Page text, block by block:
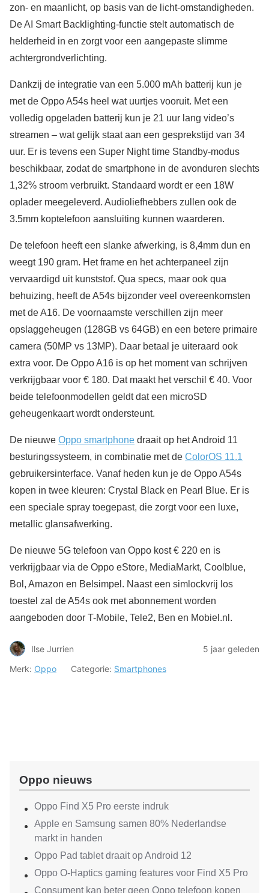
zon- en maanlicht, op basis van de licht-omstandigheden.
De AI Smart Backlighting-functie stelt automatisch de
helderheid in en zorgt voor een aangepaste slimme
achtergrondverlichting.
Dankzij de integratie van een 5.000 mAh batterij kun je
met de Oppo A54s heel wat uurtjes vooruit. Met een
volledig opgeladen batterij kun je 21 uur lang video’s
streamen – wat gelijk staat aan een gesprekstijd van 34
uur. Er is tevens een Super Night time Standby-modus
beschikbaar, zodat de smartphone in de avonduren slechts
1,32% stroom verbruikt. Standaard wordt er een 18W
oplader meegeleverd. Audioliefhebbers zullen ook de
3.5mm koptelefoon aansluiting kunnen waarderen.
De telefoon heeft een slanke afwerking, is 8,4mm dun en
weegt 190 gram. Het frame en het achterpaneel zijn
vervaardigd uit kunststof. Qua specs, maar ook qua
behuizing, heeft de A54s bijzonder veel overeenkomsten
met de A16. De voornaamste verschillen zijn meer
opslaggeheugen (128GB vs 64GB) en een betere primaire
camera (50MP vs 13MP). Daar betaal je uiteraard ook
extra voor. De Oppo A16 is op het moment van schrijven
verkrijgbaar voor € 180. Dat maakt het verschil € 40. Voor
beide telefoonmodellen geldt dat een microSD
geheugenkaart wordt ondersteunt.
De nieuwe Oppo smartphone draait op het Android 11
besturingssysteem, in combinatie met de ColorOS 11.1
gebruikersinterface. Vanaf heden kun je de Oppo A54s
kopen in twee kleuren: Crystal Black en Pearl Blue. Er is
een speciale spray toegepast, die zorgt voor een luxe,
metallic glansafwerking.
De nieuwe 5G telefoon van Oppo kost € 220 en is
verkrijgbaar via de Oppo eStore, MediaMarkt, Coolblue,
Bol, Amazon en Belsimpel. Naast een simlockvrij los
toestel zal de A54s ook met abonnement worden
aangeboden door T-Mobile, Tele2, Ben en Mobiel.nl.
Ilse Jurrien
5 jaar geleden
Merk: Oppo Categorie: Smartphones
Oppo nieuws
Oppo Find X5 Pro eerste indruk
Apple en Samsung samen 80% Nederlandse
markt in handen
Oppo Pad tablet draait op Android 12
Oppo O-Haptics gaming features voor Find X5 Pro
Consument kan beter geen Oppo telefoon kopen